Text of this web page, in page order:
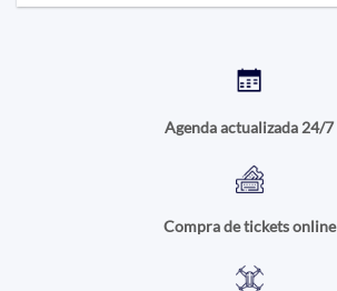
Agenda actualizada 24/7
Compra de tickets online